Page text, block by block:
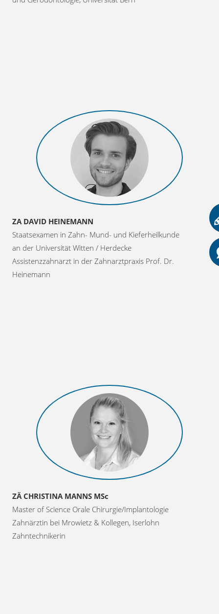
ZA DAVID HEINEMANN
Staatsexamen in Zahn- Mund- und Kieferheilkunde
an der Universität Witten / Herdecke
Assistenzzahnarzt in der Zahnarztpraxis Prof. Dr.
Heinemann
ZÄ CHRISTINA MANNS MSc
Master of Science Orale Chirurgie/Implantologie
Zahnärztin bei Mrowietz & Kollegen, Iserlohn
Zahntechnikerin